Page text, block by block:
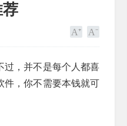
过，并不是每个人都喜
件，你不需要本钱就可